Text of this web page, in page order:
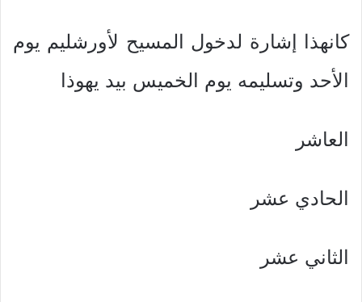
كانهذا إشارة لدخول المسيح لأورشليم يوم
الأحد وتسليمه يوم الخميس بيد يهوذا
العاشر
الحادي عشر
الثاني عشر